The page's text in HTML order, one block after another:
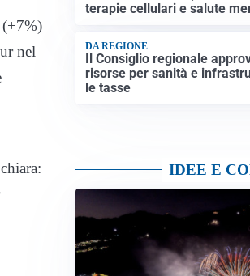
(+7%)
nel
terapie cellulari e salute
DA REGIONE
Il Consiglio regionale
risorse per sanità e
le tasse
IDEE E